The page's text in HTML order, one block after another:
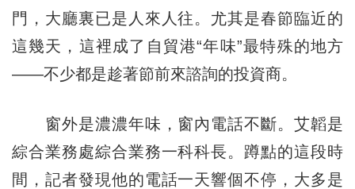
門，大廳裏已是人來人往。尤其是春節臨近的
這幾天，這裡成了自貿港“年味”最特殊的地方
——不少都是趁著節前來諮詢的投資商。
窗外是濃濃年味，窗內電話不斷。艾韜是
綜合業務處綜合業務一科科長。蹲點的這段時
間，記者發現他的電話一天響個不停，大多是